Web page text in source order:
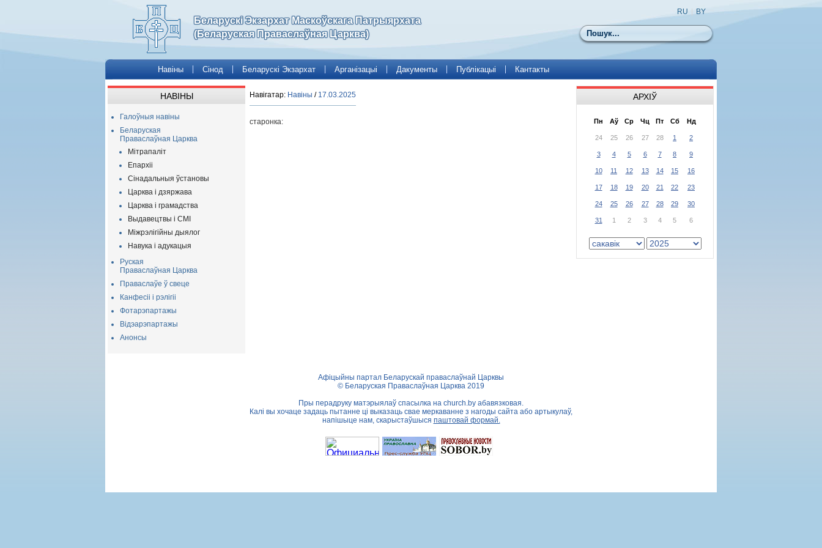
Беларускі Экзархат Маскоўскага Патрыярхата
(Беларуская Праваслаўная Царква)
Пошук
RU BY
Навіны Сінод Беларускі Экзархат Арганізацыі Дакументы Публікацыі Кантакты
НАВІНЫ
Галоўныя навіны
Беларуская
Праваслаўная Царква
Мітрапаліт
Епархіі
Сінадальныя ўстановы
Царква і дзяржава
Царква і грамадства
Выдавецтвы і СМІ
Міжрэлігійны дыялог
Навука і адукацыя
Руская
Праваслаўная Царква
Праваслаўе ў свеце
Канфесіі і рэлігіі
Фотарэпартажы
Відэарэпартажы
Анонсы
Навігатар: Навіны / 17.03.2025
старонка:
АРХІЎ
Пн Аў Ср Чц Пт Сб Нд
24 25 26 27 28 1 2
3 4 5 6 7 8 9
10 11 12 13 14 15 16
17 18 19 20 21 22 23
24 25 26 27 28 29 30
31 1 2 3 4 5 6
Афіцыйны партал Беларускай праваслаўнай Царквы
© Беларуская Праваслаўная Царква 2019
Пры перадруку матэрыялаў спасылка на church.by абавязковая.
Калі вы хочаце задаць пытанне ці выказаць свае меркаванне з нагоды сайта або артыкулаў,
напішыце нам, скарыстаўшыся паштовай формай.